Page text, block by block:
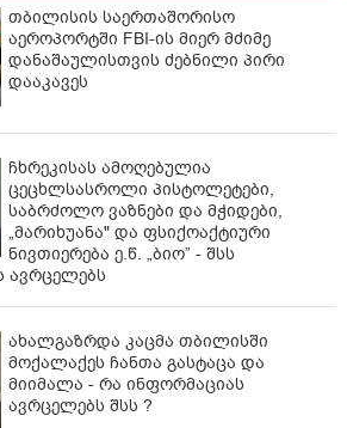
თბილისის საერთაშორისო
აეროპორტში FBI-ის მიერ მძიმე
დანაშაულისთვის ძებნილი პირი
დააკავეს
ჩხრეკისას ამოღებულია
ცეცხლსასროლი პისტოლეტები,
საბრძოლო ვაზნები და მჭიდები,
„მარიხუანა" და ფსიქოაქტიური
ნივთიერება ე.წ. „ბიო” - შსს
ავრცელებს
ახალგაზრდა კაცმა თბილისში
მოქალაქეს ჩანთა გასტაცა და
მიიმალა - რა ინფორმაციას
ავრცელებს შსს ?